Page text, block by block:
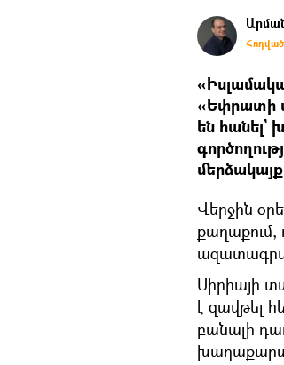
Հոդված
«Եփրատի
են հանել`
Վերջին
քաղաքում,
Սիրիայի
է զավթել
բանալի
խաղաքարտ